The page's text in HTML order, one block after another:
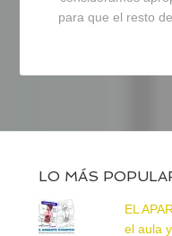
para que el resto
LO MÁS
EL
el aula